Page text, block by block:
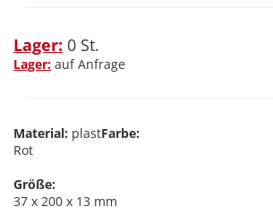
Lager: 0 St.
Lager: auf Anfrage
Material: plastFarbe:
Rot
Größe:
37 x 200 x 13 mm